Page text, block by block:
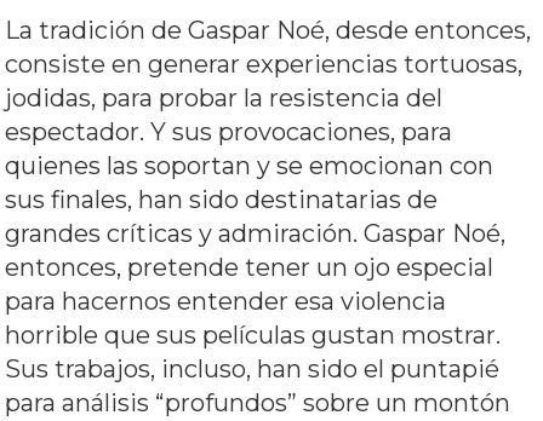
La tradición de Gaspar Noé, desde entonces,
consiste en generar experiencias tortuosas,
jodidas, para probar la resistencia del
espectador. Y sus provocaciones, para
quienes las soportan y se emocionan con
sus finales, han sido destinatarias de
grandes críticas y admiración. Gaspar Noé,
entonces, pretende tener un ojo especial
para hacernos entender esa violencia
horrible que sus películas gustan mostrar.
Sus trabajos, incluso, han sido el puntapié
para análisis “profundos” sobre un montón